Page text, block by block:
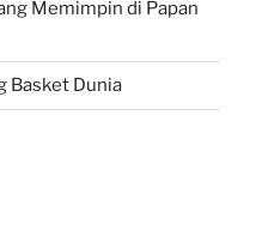
Memimpin di Papan
Basket Dunia